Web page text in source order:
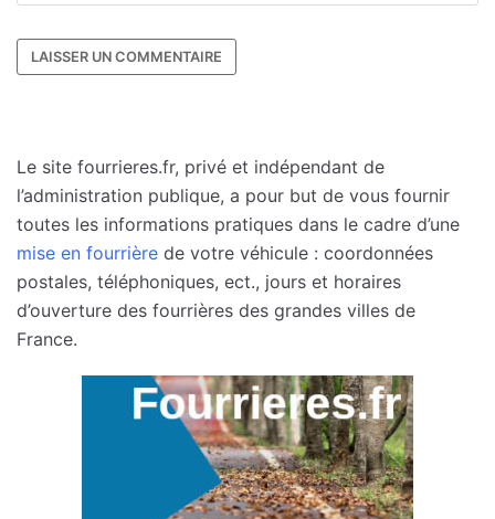
Le site fourrieres.fr, privé et indépendant de
l’administration publique, a pour but de vous fournir
toutes les informations pratiques dans le cadre d’une
mise en fourrière de votre véhicule : coordonnées
postales, téléphoniques, ect., jours et horaires
d’ouverture des fourrières des grandes villes de
France.